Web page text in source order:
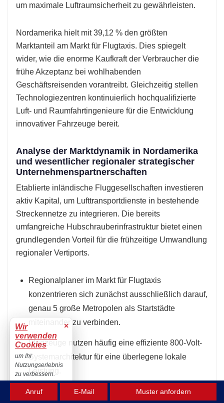
um maximale Luftraumsicherheit zu gewährleisten.
Nordamerika hielt mit 39,12 % den größten
Marktanteil am Markt für Flugtaxis. Dies spiegelt
wider, wie die enorme Kaufkraft der Verbraucher die
frühe Akzeptanz bei wohlhabenden
Geschäftsreisenden vorantreibt. Gleichzeitig stellen
Technologiezentren kontinuierlich hochqualifizierte
Luft- und Raumfahrtingenieure für die Entwicklung
innovativer Fahrzeuge bereit.
Analyse der Marktdynamik in Nordamerika
und wesentlicher regionaler strategischer
Unternehmenspartnerschaften
Etablierte inländische Fluggesellschaften investieren
aktiv Kapital, um Lufttransportdienste in bestehende
Streckennetze zu integrieren. Die bereits
umfangreiche Hubschrauberinfrastruktur bietet einen
grundlegenden Vorteil für die frühzeitige Umwandlung
regionaler Vertiports.
Regionalplaner im Markt für Flugtaxis
konzentrieren sich zunächst ausschließlich darauf,
genau 5 große Metropolen als Startstädte
miteinander zu verbinden.
Flugzeuge nutzen häufig eine effiziente 800-Volt-
Systemarchitektur für eine überlegene lokale
Leistung.
Inlandspiloten müssen vor dem ersten Flug ein
Anruf E-Mail Muster anfordern
Wir
verwenden
Cookies
×
um Ihr
Nutzungserlebnis
zu verbessern.